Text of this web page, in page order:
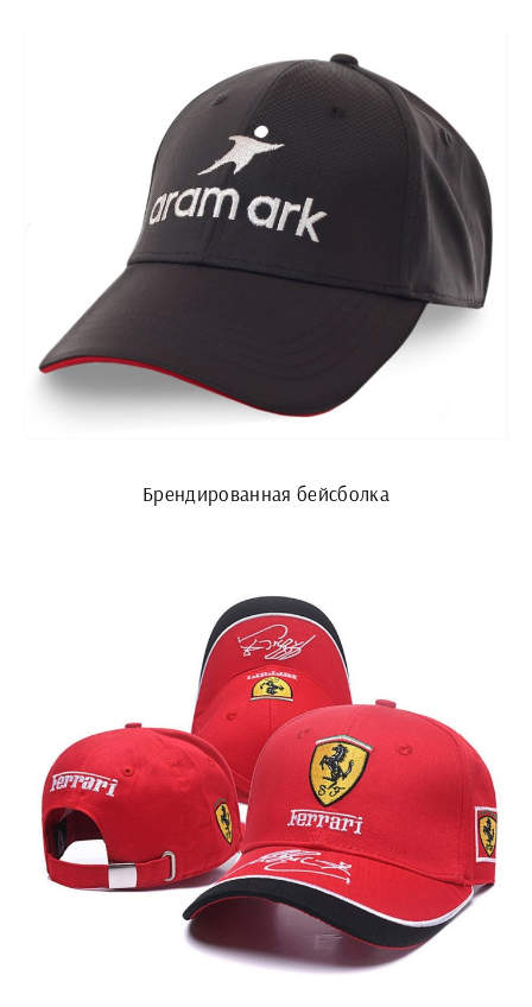
Брендированная бейсболка